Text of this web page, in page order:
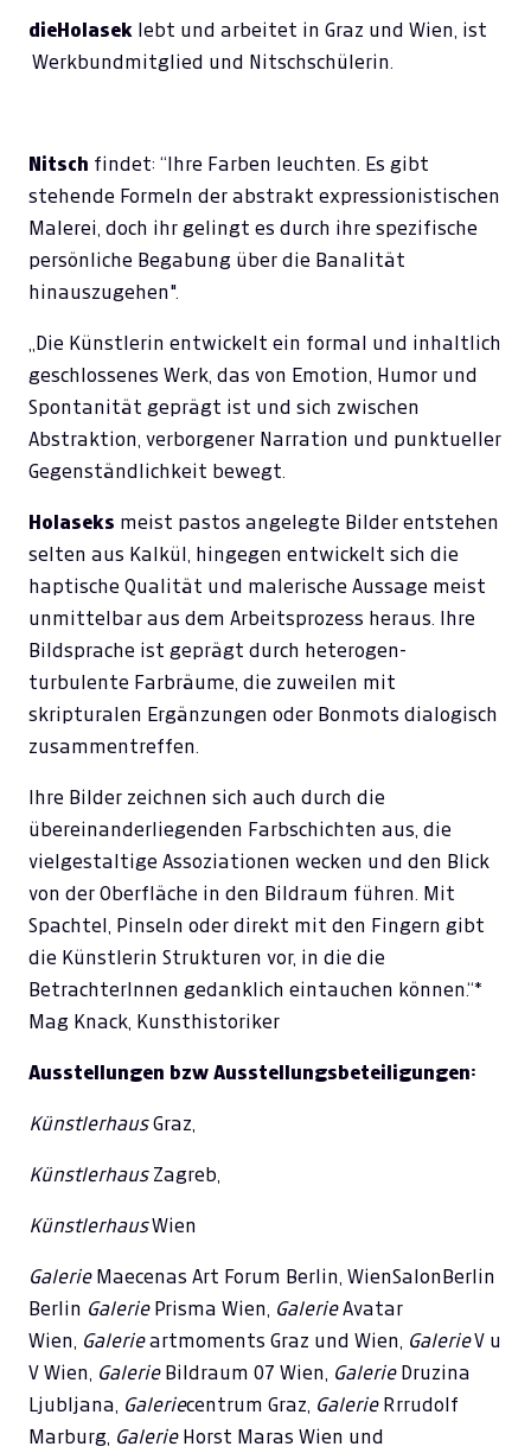
dieHolasek
lebt und arbeitet in Graz und Wien, ist
Werkbundmitglied und Nitschschülerin.
Nitsch findet: “Ihre Farben leuchten. Es gibt
stehende Formeln der abstrakt expressionistischen
Malerei, doch ihr gelingt es durch ihre spezifische
persönliche Begabung über die Banalität
hinauszugehen".
„Die Künstlerin entwickelt ein formal und inhaltlich
geschlossenes Werk, das von Emotion, Humor und
Spontanität geprägt ist und sich zwischen
Abstraktion, verborgener Narration und punktueller
Gegenständlichkeit bewegt.
Holaseks meist pastos angelegte Bilder entstehen
selten aus Kalkül, hingegen entwickelt sich die
haptische Qualität und malerische Aussage meist
unmittelbar aus dem Arbeitsprozess heraus. Ihre
Bildsprache ist geprägt durch heterogen-
turbulente Farbräume, die zuweilen mit
skripturalen Ergänzungen oder Bonmots dialogisch
zusammentreffen.
Ihre Bilder zeichnen sich auch durch die
übereinanderliegenden Farbschichten aus, die
vielgestaltige Assoziationen wecken und den Blick
von der Oberfläche in den Bildraum führen. Mit
Spachtel, Pinseln oder direkt mit den Fingern gibt
die Künstlerin Strukturen vor, in die die
BetrachterInnen gedanklich eintauchen können.“*
Mag Knack, Kunsthistoriker
Ausstellungen bzw Ausstellungsbeteiligungen:
KünstlerhausGraz,
Künstlerhaus Zagreb,
KünstlerhausWien
GalerieMaecenas Art Forum Berlin, WienSalonBerlin
Berlin Galerie Prisma Wien, Galerie Avatar
Wien,
Galerieartmoments Graz und Wien, GalerieV u
V Wien,
Galerie Bildraum 07 Wien, GalerieDruzina
Ljubljana,
Galeriecentrum Graz, GalerieRrrudolf
Marburg, GalerieHorst Maras Wien und